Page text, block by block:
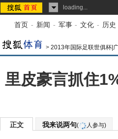
loading...
首页 - 新闻 - 军事 - 文化 - 历史
> 2013年国际足联世俱杯|
里皮豪言抓住
正文 我来说两句( 人参与)